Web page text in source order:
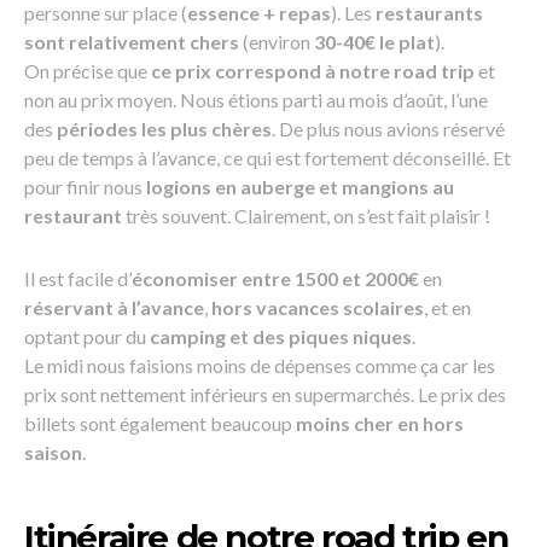
personne sur place (essence + repas). Les restaurants
sont relativement chers (environ 30-40€ le plat).
On précise que ce prix correspond à notre road trip et
non au prix moyen. Nous étions parti au mois d’août, l’une
des périodes les plus chères. De plus nous avions réservé
peu de temps à l’avance, ce qui est fortement déconseillé. Et
pour finir nous logions en auberge et mangions au
restaurant très souvent. Clairement, on s’est fait plaisir !
Il est facile d’économiser entre 1500 et 2000€en
réservant à l’avance, hors vacances scolaires, et en
optant pour du camping et des piques niques.
Le midi nous faisions moins de dépenses comme ça car les
prix sont nettement inférieurs en supermarchés. Le prix des
billets sont également beaucoup moins cher en hors
saison.
Itinéraire de notre road trip en